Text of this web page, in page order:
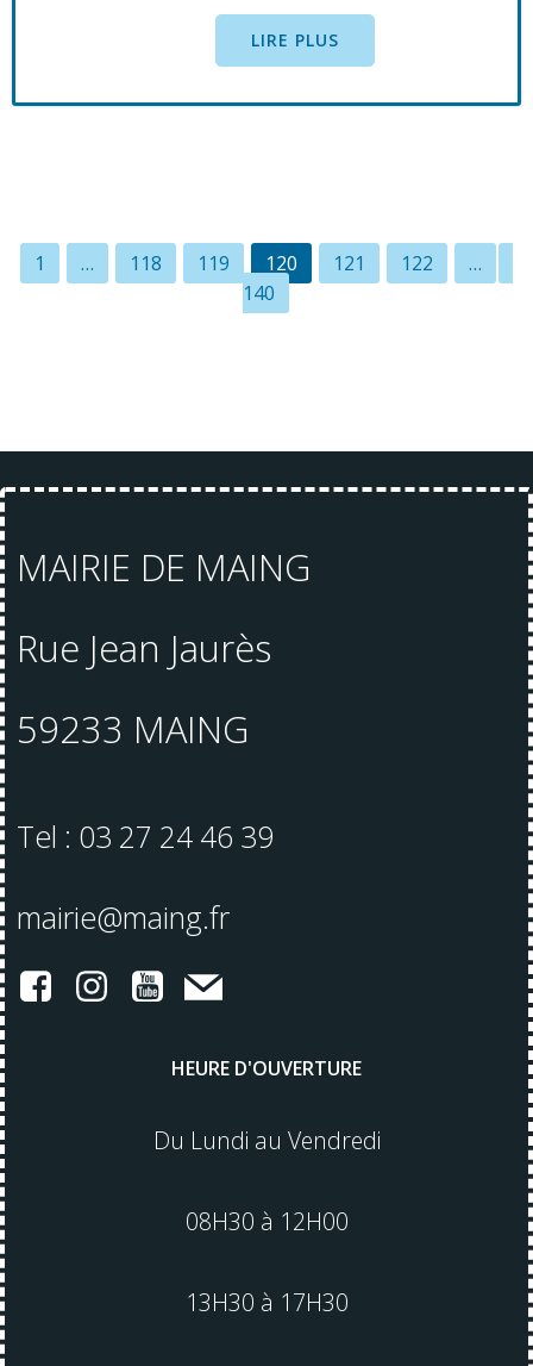
LIRE PLUS
Posts
Page
1 … Page
118 Page
119 Page
120 Page
121 Page
122 …
140
MAIRIE DE MAING
Rue Jean Jaurès
59233 MAING
Tel : 03 27 24 46 39
mairie@maing.fr
HEURE D'OUVERTURE
Du Lundi au Vendredi
08H30 à 12H00
13H30 à 17H30